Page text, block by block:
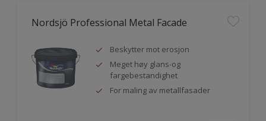
Nordsjö Professional Metal Facade
Beskytter mot erosjon
Meget høy glans-og
fargebestandighet
For maling av metallfasader